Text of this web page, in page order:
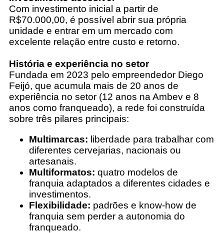
Com investimento inicial a partir de
R$70.000,00, é possível abrir sua própria
unidade e entrar em um mercado com
excelente relação entre custo e retorno.
História e experiência no setor
Fundada em 2023 pelo empreendedor Diego
Feijó, que acumula mais de 20 anos de
experiência no setor (12 anos na Ambev e 8
anos como franqueado), a rede foi construída
sobre três pilares principais:
Multimarcas: liberdade para trabalhar com
diferentes cervejarias, nacionais ou
artesanais.
Multiformatos: quatro modelos de
franquia adaptados a diferentes cidades e
investimentos.
Flexibilidade: padrões e know-how de
franquia sem perder a autonomia do
franqueado.